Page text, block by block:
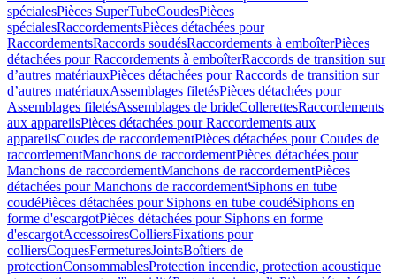
spécialesPièces SuperTubeCoudesPièces
spécialesRaccordementsPièces détachées pour
RaccordementsRaccords soudésRaccordements à emboîterPièces
détachées pour Raccordements à emboîterRaccords de transition sur
d’autres matériauxPièces détachées pour Raccords de transition sur
d’autres matériauxAssemblages filetésPièces détachées pour
Assemblages filetésAssemblages de brideCollerettesRaccordements
aux appareilsPièces détachées pour Raccordements aux
appareilsCoudes de raccordementPièces détachées pour Coudes de
raccordementManchons de raccordementPièces détachées pour
Manchons de raccordementManchons de raccordementPièces
détachées pour Manchons de raccordementSiphons en tube
coudéPièces détachées pour Siphons en tube coudéSiphons en
forme d'escargotPièces détachées pour Siphons en forme
d'escargotAccessoiresColliersFixations pour
colliersCoquesFermeturesJointsBoîtiers de
protectionConsommablesProtection incendie, protection acoustique